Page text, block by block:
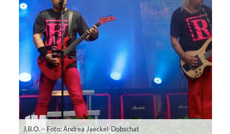
J.B.O. – Foto: Andrea Jaeckel-Dobschat